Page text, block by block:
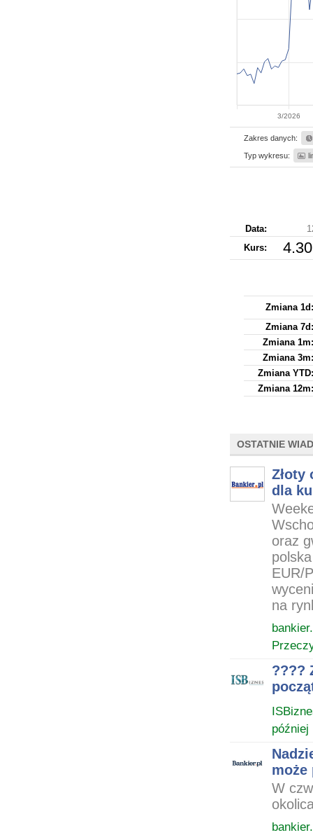
3/2026
Zakres danych:
Typ wykresu:
Data:
Kurs:
Zmiana 1d:
Zmiana 7d:
Zmiana 1m:
Zmiana 3m:
Zmiana YTD:
Zmiana 12m:
OSTATNIE
Złoty
dla
oraz
EUR/
na
????
później
może
W